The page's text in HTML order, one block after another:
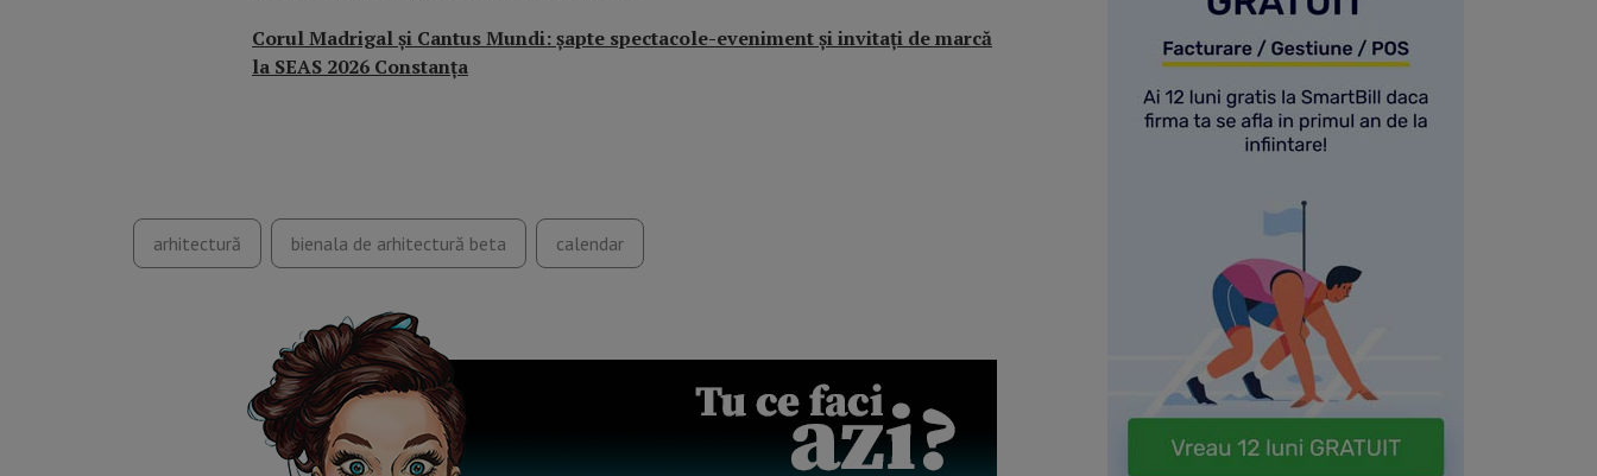
Corul Madrigal și Cantus Mundi: șapte spectacole-eveniment și invitați de marcă
la SEAS 2026 Constanța
arhitectură bienala de arhitectură beta calendar